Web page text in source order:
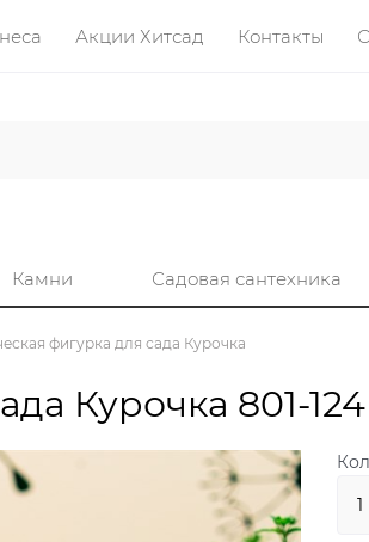
Акции Хитсад Контакты
Камни Садовая сантехника
фигурка для сада Курочка
Курочка 801-124